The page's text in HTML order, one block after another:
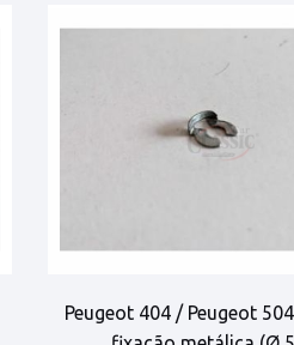
Peugeot 404 / Peugeot